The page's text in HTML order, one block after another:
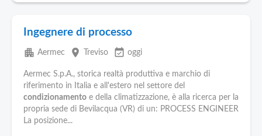
Ingegnere di processo
apartment Aermec place Treviso event_available oggi
Aermec S.p.A., storica realtà produttiva e marchio di
riferimento in Italia e all'estero nel settore del
condizionamento e della climatizzazione, è alla ricerca per la
propria sede di Bevilacqua (VR) di un: PROCESS ENGINEER
La posizione...